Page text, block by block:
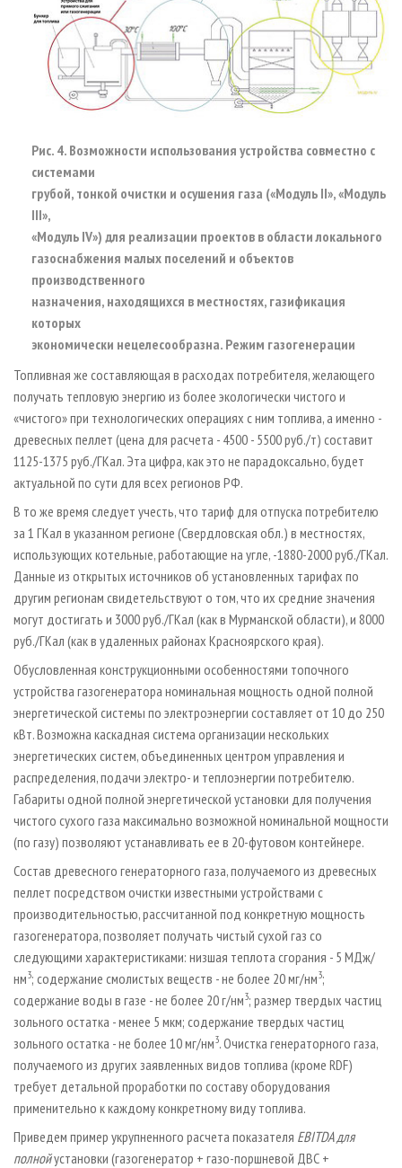
Рис. 4. Возможности использования устройства совместно с
системами
грубой, тонкой очистки и осушения газа («Модуль II», «Модуль
III»,
«Модуль IV») для реализации проектов в области локального
газоснабжения малых поселений и объектов
производственного
назначения, находящихся в местностях, газификация
которых
экономически нецелесообразна. Режим газогенерации
Топливная же составляющая в расходах потребителя, желающего
получать тепловую энергию из более экологически чистого и
«чистого» при технологических операциях с ним топлива, а именно -
древесных пеллет (цена для расчета - 4500 - 5500 руб./т) составит
1125-1375 руб./ГКал. Эта цифра, как это не парадоксально, будет
актуальной по сути для всех регионов РФ.
В то же время следует учесть, что тариф для отпуска потребителю
за 1 ГКал в указанном регионе (Свердловская обл.) в местностях,
использующих котельные, работающие на угле, -1880-2000 руб./ГКал.
Данные из открытых источников об установленных тарифах по
другим регионам свидетельствуют о том, что их средние значения
могут достигать и 3000 руб./ГКал (как в Мурманской области), и 8000
руб./ГКал (как в удаленных районах Красноярского края).
Обусловленная конструкционными особенностями топочного
устройства газогенератора номинальная мощность одной полной
энергетической системы по электроэнергии составляет от 10 до 250
кВт. Возможна каскадная система организации нескольких
энергетических систем, объединенных центром управления и
распределения, подачи электро- и теплоэнергии потребителю.
Габариты одной полной энергетической установки для получения
чистого сухого газа максимально возможной номинальной мощности
(по газу) позволяют устанавливать ее в 20-футовом контейнере.
Состав древесного генераторного газа, получаемого из древесных
пеллет посредством очистки известными устройствами с
производительностью, рассчитанной под конкретную мощность
газогенератора, позволяет получать чистый сухой газ со
следующими характеристиками: низшая теплота сгорания - 5 МДж/
нм3; содержание смолистых веществ - не более 20 мг/нм3;
содержание воды в газе - не более 20 г/нм3; размер твердых частиц
зольного остатка - менее 5 мкм; содержание твердых частиц
зольного остатка - не более 10 мг/нм3. Очистка генераторного газа,
получаемого из других заявленных видов топлива (кроме RDF)
требует детальной проработки по составу оборудования
применительно к каждому конкретному виду топлива.
Приведем пример укрупненного расчета показателя EBITDA для
полнойустановки (газогенератор + газо-поршневой ДВС +